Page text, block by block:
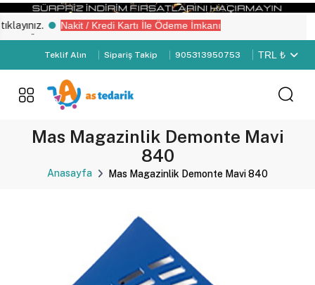
“Üye Girişi" yapın.
Nakit / Kredi Kartı İle Ödeme İmkanı
Teklif Alın Sipariş Takip 905313950753 TRL ₺
Mas Magazinlik Demonte Mavi
840
Anasayfa Mas Magazinlik Demonte Mavi 840